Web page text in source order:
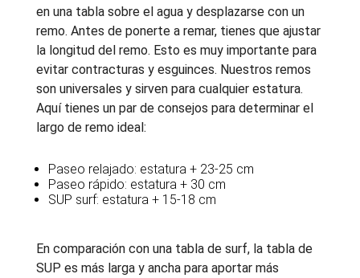
en una tabla sobre el agua y desplazarse con un
remo. Antes de ponerte a remar, tienes que ajustar
la longitud del remo. Esto es muy importante para
evitar contracturas y esguinces. Nuestros remos
son universales y sirven para cualquier estatura.
Aquí tienes un par de consejos para determinar el
largo de remo ideal:
Paseo relajado: estatura + 23-25 cm
Paseo rápido: estatura + 30 cm
SUP surf: estatura + 15-18 cm
En comparación con una tabla de surf, la tabla de
SUP es más larga y ancha para aportar más